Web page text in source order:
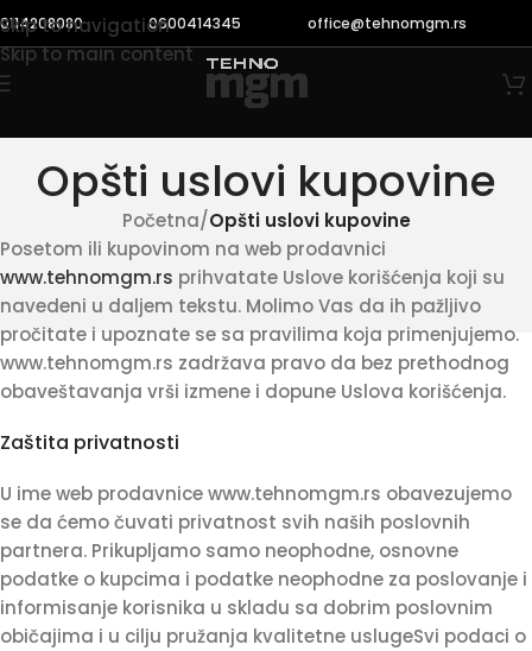
Skip to navigation
Skip to main content
0114208080 0600414345 office@tehnomgm.rs
Opšti uslovi kupovine
Početna/Opšti uslovi kupovine
Posetom ili kupovinom na web prodavnici
www.tehnomgm.rs prihvatate Uslove korišćenja koji su
navedeni u daljem tekstu. Molimo Vas da ih pažljivo
pročitate i upoznate se sa pravilima koja primenjujemo.
www.tehnomgm.rs zadržava pravo da bez prethodnog
obaveštavanja vrši izmene i dopune Uslova korišćenja.
Zaštita privatnosti
U ime web prodavnice www.tehnomgm.rs obavezujemo
se da ćemo čuvati privatnost svih naših poslovnih
partnera. Prikupljamo samo neophodne, osnovne
podatke o kupcima i podatke neophodne za poslovanje i
informisanje korisnika u skladu sa dobrim poslovnim
običajima i u cilju pružanja kvalitetne uslugeSvi podaci o